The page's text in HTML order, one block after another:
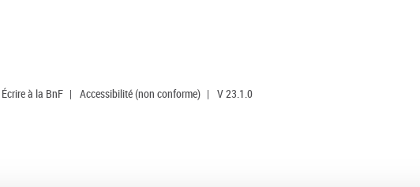
Écrire à la BnF | Accessibilité (non conforme) | V 23.1.0